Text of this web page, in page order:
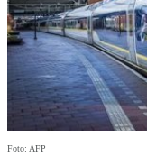
Foto: AFP